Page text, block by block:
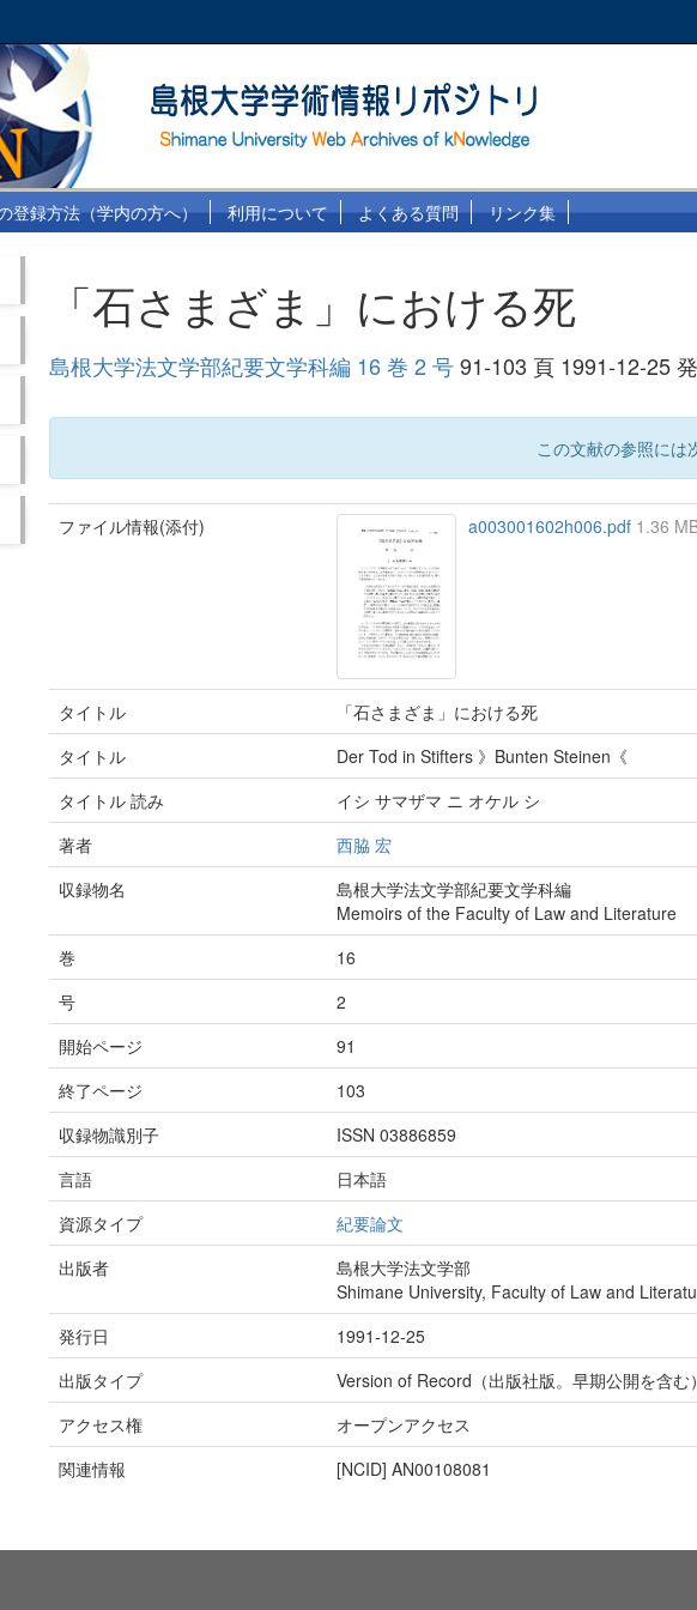
登録方法（学内の方へ） 利用について よくある質問 リンク集
「石さまざま」における死
島根大学法文学部紀要文学科編 16 巻 2 号91-103 頁 1991-12-25
この文献の参照には
ファイル情報(添付) a003001602h006.pdf 1.36
タイトル
「石さまざま」における死
タイトル
Der Tod in Stifters 》Bunten Steinen《
タイトル 読み
イシ サマザマ ニ オケル シ
著者
西脇 宏
収録物名
島根大学法文学部紀要文学科編
Memoirs of the Faculty of Law and Literature
巻
16
号
2
開始ページ
91
終了ページ
103
収録物識別子
ISSN 03886859
言語
日本語
資源タイプ
紀要論文
出版者
島根大学法文学部
Shimane University, Faculty of Law and
発行日
1991-12-25
出版タイプ
Version of Record（出版社版。早期公開を含む）
アクセス権
オープンアクセス
関連情報
[NCID] AN00108081